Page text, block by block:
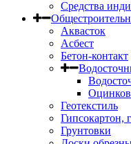
Средства
Аквасток
Асбест
Бетон-контакт
Геотекстиль
Гипсокартон,
Грунтовки